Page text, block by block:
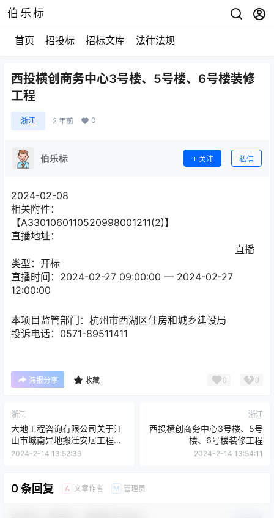
伯乐标
首页 招投标 招标文库 法律法规
西投横创商务中心3号楼、5号楼、6号楼装修
工程
浙江 2 年前 0
伯乐标 关注 私信
2024-02-08
相关附件：
【A3301060110520998001211(2)】
直播地址：
直播
类型：开标
直播时间：2024-02-27 09:00:00 — 2024-02-27
12:00:00
本项目监管部门： 杭州市西湖区住房和城乡建设局
投诉电话： 0571-89511411
海报分享 收藏 0 0
浙江
大地工程咨询有限公司关于江
山市城南异地搬迁安居工程选
房方案设计及策划采购项目的
2024-2-14 13:52:39
浙江
西投横创商务中心3号楼、5号
楼、6号楼装修工程
2024-2-14 13:54:11
0 条回复 A 文章作者 M 管理员